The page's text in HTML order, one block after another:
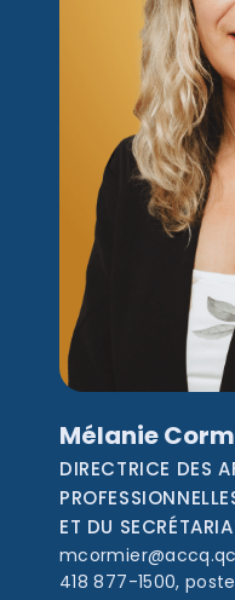
Mélanie
DIRECTRICE DES
ET DU
418 877-1500,